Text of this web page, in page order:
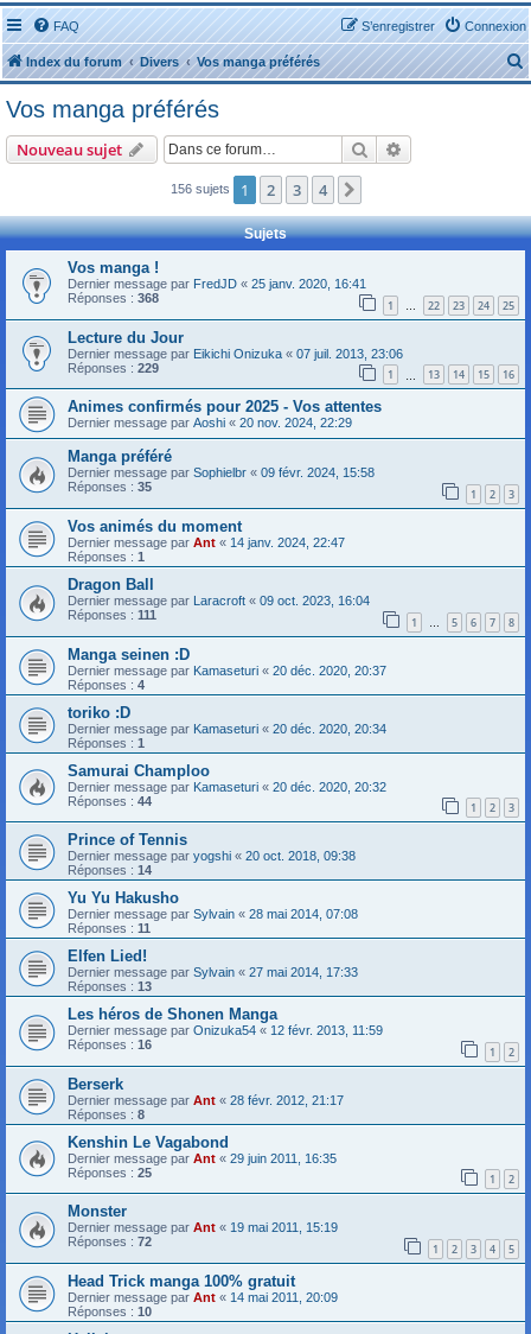
FAQ Connexion
S’enregistrer
Index du forum Divers Vos manga préférés
e
c
Vos manga préférés
Nouveau sujet Rechercher
156 sujets 1 2 3 4
Sujets
Vos manga !
Dernier message par FredJD « 25 janv. 2020, 16:41
Réponses : 368 1 … 22 23 24 25
Lecture du Jour
Dernier message par Eikichi Onizuka « 07 juil. 2013, 23:06
Réponses : 229 1 13 14 15 16
Animes confirmés pour 2025 - Vos attentes
Dernier message par Aoshi « 20 nov. 2024, 22:29
Manga préféré
Dernier message par Sophielbr « 09 févr. 2024, 15:58
Réponses : 35 1 2 3
Vos animés du moment
Dernier message par Ant « 14 janv. 2024, 22:47
Réponses : 1
Dragon Ball
Dernier message par Laracroft « 09 oct. 2023, 16:04
Réponses : 111 1 … 5 6 7 8
Manga seinen :D
Dernier message par Kamaseturi « 20 déc. 2020, 20:37
Réponses : 4
toriko :D
Dernier message par Kamaseturi « 20 déc. 2020, 20:34
Réponses : 1
Samurai Champloo
Dernier message par Kamaseturi « 20 déc. 2020, 20:32
Réponses : 44 1 2 3
Prince of Tennis
Dernier message par yogshi « 20 oct. 2018, 09:38
Réponses : 14
Yu Yu Hakusho
Dernier message par Sylvain « 28 mai 2014, 07:08
Réponses : 11
Elfen Lied!
Dernier message par Sylvain « 27 mai 2014, 17:33
Réponses : 13
Les héros de Shonen Manga
Dernier message par Onizuka54 « 12 févr. 2013, 11:59
Réponses : 16 1 2
Berserk
Dernier message par Ant « 28 févr. 2012, 21:17
Réponses : 8
Kenshin Le Vagabond
Dernier message par Ant « 29 juin 2011, 16:35
Réponses : 25 1 2
Monster
Dernier message par Ant « 19 mai 2011, 15:19
Réponses : 72 1 2 3 4 5
Head Trick manga 100% gratuit
Dernier message par Ant « 14 mai 2011, 20:09
Réponses : 10